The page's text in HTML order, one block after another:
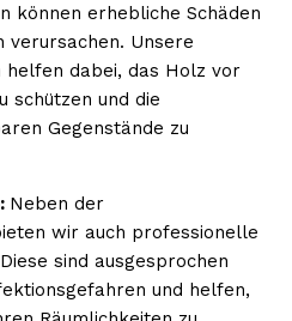
können erhebliche Schäden
verursachen. Unsere
helfen dabei, das Holz vor
schützen und die
Gegenstände zu
Neben der
wir auch professionelle
sind ausgesprochen
und helfen,